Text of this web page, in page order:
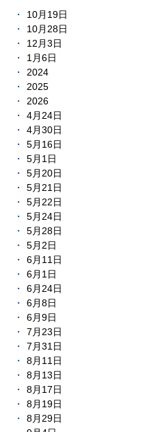
10月19日
10月28日
12月3日
1月6日
2024
2025
2026
4月24日
4月30日
5月16日
5月1日
5月20日
5月21日
5月22日
5月24日
5月28日
5月2日
6月11日
6月1日
6月24日
6月8日
6月9日
7月23日
7月31日
8月11日
8月13日
8月17日
8月19日
8月29日